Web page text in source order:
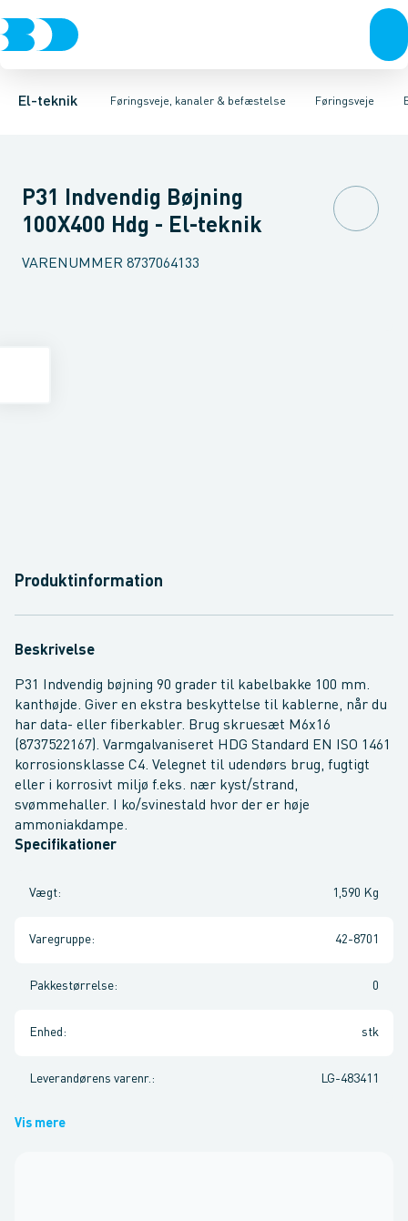
El-teknik Føringsveje, kanaler & befæstelse
Afbrydere, stikkontakter & lampeudtagForgreningsmateriel
Føringsveje
Føringsveje Installationskanaler for gulvInstallationskanaler
Gitterbakke Endestykke til kabelbakkeMontageplade til
P31 Indvendig Bøjning
100X400 Hdg - El-teknik
VARENUMMER 8737064133
Produktinformation
Beskrivelse
P31 Indvendig bøjning 90 grader til kabelbakke 100 mm.
kanthøjde. Giver en ekstra beskyttelse til kablerne, når du
har data- eller fiberkabler. Brug skruesæt M6x16
(8737522167). Varmgalvaniseret HDG Standard EN ISO 1461
korrosionsklasse C4. Velegnet til udendørs brug, fugtigt
eller i korrosivt miljø f.eks. nær kyst/strand,
svømmehaller. I ko/svinestald hvor der er høje
ammoniakdampe.
Specifikationer
Vægt: 1,590 Kg
Varegruppe: 42-8701
Pakkestørrelse: 0
Enhed : stk
Leverandørens varenr. : LG-483411
Vis mere